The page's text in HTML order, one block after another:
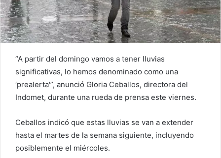
“A partir del domingo vamos a tener lluvias
significativas, lo hemos denominado como una
‘prealerta'”, anunció Gloria Ceballos, directora del
Indomet, durante una rueda de prensa este viernes.
Ceballos indicó que estas lluvias se van a extender
hasta el martes de la semana siguiente, incluyendo
posiblemente el miércoles.